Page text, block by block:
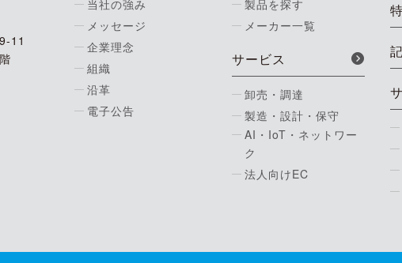
11
当社の強み
メッセージ
企業理念
組織
沿革
電子公告
製品を探す
メーカー一覧
サービス
卸売・調達
製造・設計・保守
AI・IoT・ネットワー
ク
法人向けEC